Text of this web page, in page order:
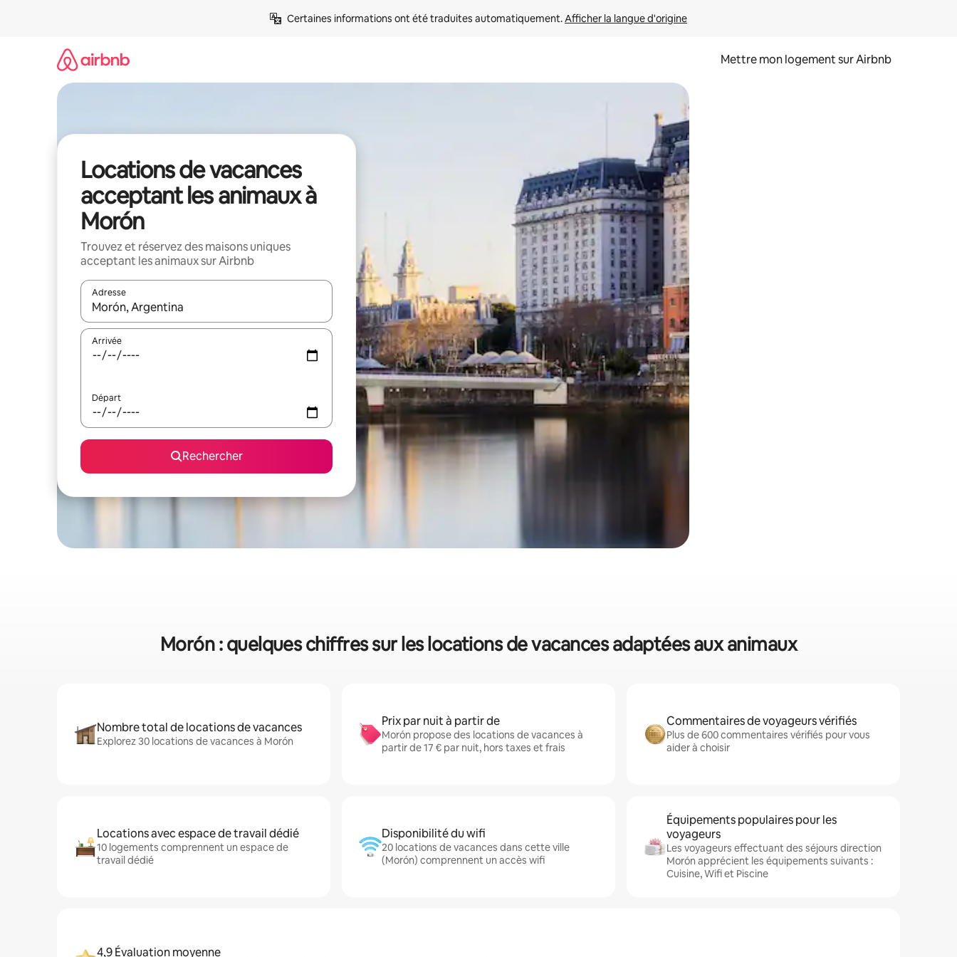
Certaines informations ont été traduites automatiquement. Afficher la langue d'origine
Mettre mon logement sur Airbnb
Locations de vacances
acceptant les animaux à
Morón
Trouvez et réservez des maisons uniques
acceptant les animaux sur Airbnb
Adresse
Lorsque les résultats s'affichent, utilisez les flèches vers le haut et vers le bas pour les parcourir ou en appuyant et en faisant glisser.
Arrivée
Départ
Rechercher
Morón : quelques chiffres sur les locations de vacances adaptées aux animaux
Nombre total de locations de vacances
Explorez 30 locations de vacances à Morón
Prix par nuit à partir de
Morón propose des locations de vacances à
partir de 17 € par nuit, hors taxes et frais
Commentaires de voyageurs vérifiés
Plus de 600 commentaires vérifiés pour vous
aider à choisir
Locations avec espace de travail dédié
10 logements comprennent un espace de
travail dédié
Disponibilité du wifi
20 locations de vacances dans cette ville
(Morón) comprennent un accès wifi
Équipements populaires pour les
voyageurs
Les voyageurs effectuant des séjours direction
Morón apprécient les équipements suivants :
Cuisine, Wifi et Piscine
4,9 Évaluation moyenne